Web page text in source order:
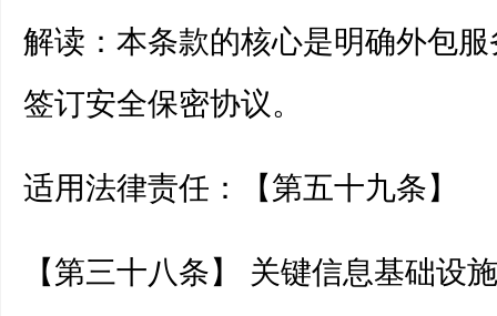
解读：本条款的核心是明确外包
签订安全保密协议。
适用法律责任：【第五十九条】
【第三十八条】 关键信息基础设